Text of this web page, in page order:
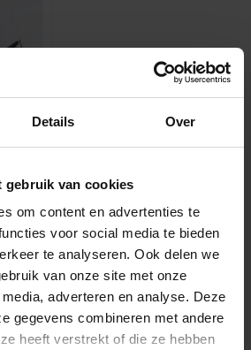
Details Over
gebruik van cookies
om content en advertenties te
voor social media te bieden
te analyseren. Ook delen we
van onze site met onze
adverteren en analyse. Deze
gegevens combineren met andere
heeft verstrekt of die ze hebben